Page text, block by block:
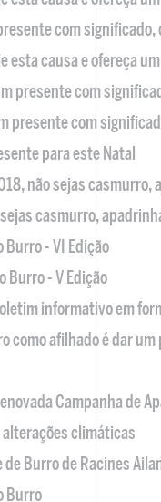
com
esta causa e ofereça
presente com
presente com
para este Natal
não sejas casmurro,
casmurro,
Burro - VI Edição
Burro - V Edição
informativo em
como afilhado é dar
Campanha de
climáticas
de Burro de Racines
Burro